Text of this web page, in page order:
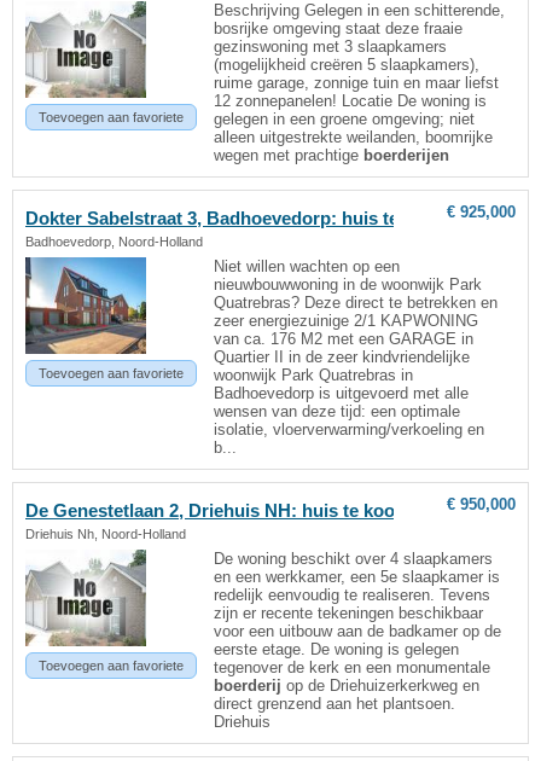
Toevoegen aan favoriete
Beschrijving Gelegen in een schitterende,
bosrijke omgeving staat deze fraaie
gezinswoning met 3 slaapkamers
(mogelijkheid creëren 5 slaapkamers),
ruime garage, zonnige tuin en maar liefst
12 zonnepanelen! Locatie De woning is
gelegen in een groene omgeving; niet
alleen uitgestrekte weilanden, boomrijke
wegen met prachtige boerderijen
Dokter Sabelstraat 3, Badhoevedorp: huis te koop
Badhoevedorp, Noord-Holland
€ 925,000
Toevoegen aan favoriete
Niet willen wachten op een
nieuwbouwwoning in de woonwijk Park
Quatrebras? Deze direct te betrekken en
zeer energiezuinige 2/1 KAPWONING
van ca. 176 M2 met een GARAGE in
Quartier II in de zeer kindvriendelijke
woonwijk Park Quatrebras in
Badhoevedorp is uitgevoerd met alle
wensen van deze tijd: een optimale
isolatie, vloerverwarming/verkoeling en
b...
De Genestetlaan 2, Driehuis NH: huis te koop
Driehuis Nh, Noord-Holland
€ 950,000
Toevoegen aan favoriete
De woning beschikt over 4 slaapkamers
en een werkkamer, een 5e slaapkamer is
redelijk eenvoudig te realiseren. Tevens
zijn er recente tekeningen beschikbaar
voor een uitbouw aan de badkamer op de
eerste etage. De woning is gelegen
tegenover de kerk en een monumentale
boerderij op de Driehuizerkerkweg en
direct grenzend aan het plantsoen.
Driehuis